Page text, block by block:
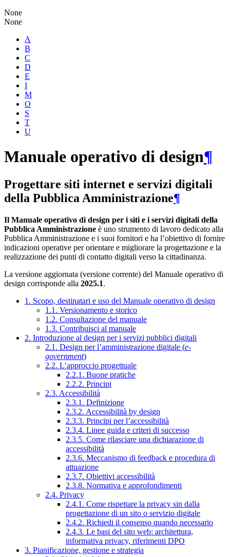
None
None
A
B
C
D
E
I
M
O
S
T
U
Manuale operativo di design¶
Progettare siti internet e servizi digitali
della Pubblica Amministrazione¶
Il Manuale operativo di design per i siti e i servizi digitali della
Pubblica Amministrazione è uno strumento di lavoro dedicato alla
Pubblica Amministrazione e i suoi fornitori e ha l’obiettivo di fornire
indicazioni operative per orientare e migliorare la progettazione e la
realizzazione dei punti di contatto digitali verso la cittadinanza.
La versione aggiornata (versione corrente) del Manuale operativo di
design corrisponde alla 2025.1.
1. Scopo, destinatari e uso del Manuale operativo di design
1.1. Versionamento e storico
1.2. Consultazione del manuale
1.3. Contribuisci al manuale
2. Introduzione al design per i servizi pubblici digitali
2.1. Design per l’amministrazione digitale (e-
government)
2.2. L’approccio progettuale
2.2.1. Buone pratiche
2.2.2. Principi
2.3. Accessibilità
2.3.1. Definizione
2.3.2. Accessibilità by design
2.3.3. Principi per l’accessibilità
2.3.4. Linee guida e criteri di successo
2.3.5. Come rilasciare una dichiarazione di
accessibilità
2.3.6. Meccanismo di feedback e procedura di
attuazione
2.3.7. Obiettivi accessibilità
2.3.8. Normativa e approfondimenti
2.4. Privacy
2.4.1. Come rispettare la privacy sin dalla
progettazione di un sito o servizio digitale
2.4.2. Richiedi il consenso quando necessario
2.4.3. Le basi del sito web: architettura,
informativa privacy, riferimenti DPO
3. Pianificazione, gestione e strategia